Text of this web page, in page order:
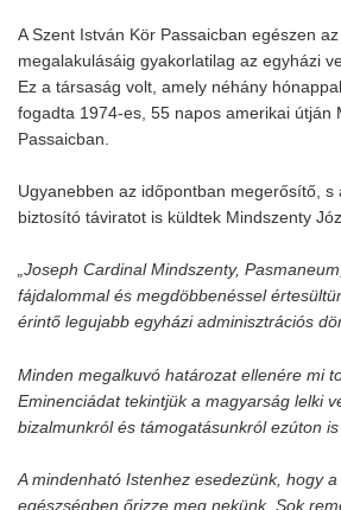
A Szent István Kör Passaicban egészen
megalakulásáig gyakorlatilag az egyházi
Ez a társaság volt, amely néhány
fogadta 1974-es, 55 napos amerikai útján
Passaicban.
Ugyanebben az időpontban megerősítő,
biztosító táviratot is küldtek Mindszenty
„Joseph Cardinal Mindszenty,
fájdalommal és megdöbbenéssel
érintő legujabb egyházi adminisztrációs
Minden megalkuvó határozat ellenére mi
Eminenciádat tekintjük a magyarság lelki
bizalmunkról és támogatásunkról ezúton is
A mindenható Istenhez esedezünk, hogy
egészségben őrizze meg nekünk. Sok